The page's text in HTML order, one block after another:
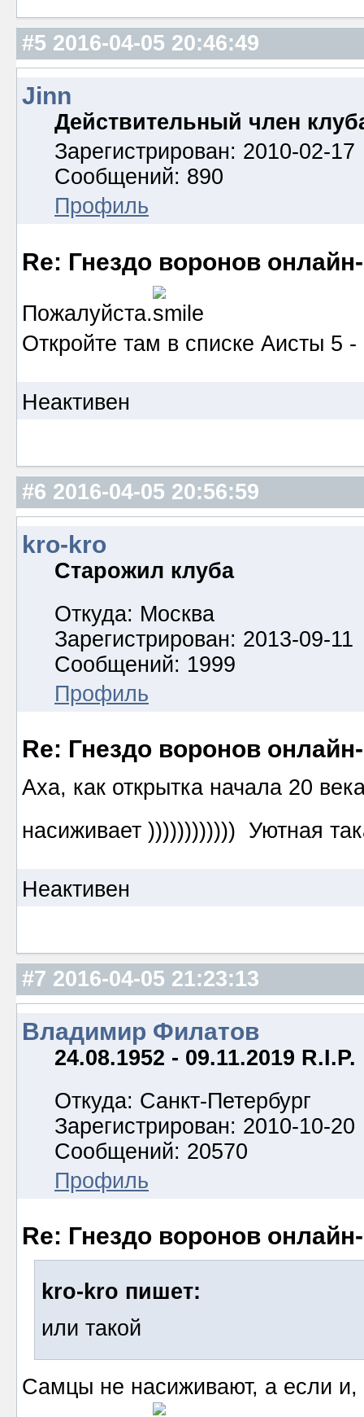
#5 2016-04-05 20:46:49
Jinn
Действительный член
Зарегистрирован: 2010-02-17
Сообщений: 890
Профиль
Re: Гнездо воронов
Пожалуйста.
Откройте там в списке Аисты 5 -
Неактивен
#6 2016-04-05 20:56:59
kro-kro
Старожил клуба
Откуда: Москва
Зарегистрирован: 2013-09-11
Сообщений: 1999
Профиль
Re: Гнездо воронов
Аха, как открытка начала 20
насиживает )))))))))))) Уютная
Неактивен
#7 2016-04-05 21:23:13
Владимир Филатов
24.08.1952 - 09.11.2019 R.I.P.
Откуда: Санкт-Петербург
Зарегистрирован: 2010-10-20
Сообщений: 20570
Профиль
Re: Гнездо воронов
kro-kro пишет:
или такой
Самцы не насиживают, а если